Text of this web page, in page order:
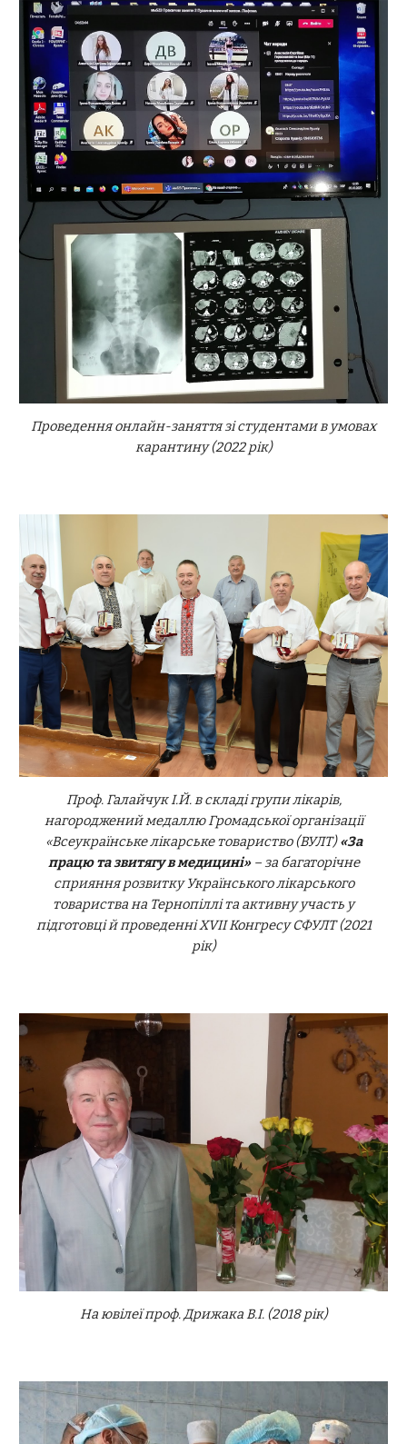
Проведення онлайн-заняття зі студентами в умовах
карантину (2022 рік)
Проф. Галайчук І.Й. в складі групи лікарів,
нагороджений медаллю Громадської організації
«Всеукраїнське лікарське товариство (ВУЛТ)«За
працю та звитягу в медицині»– за багаторічне
сприяння розвитку Українського лікарського
товариства на Тернопіллі та активну участь у
підготовці й проведенні XVII Конгресу СФУЛТ(2021
рік)
На ювілеї проф. Дрижака В.І. (2018 рік)